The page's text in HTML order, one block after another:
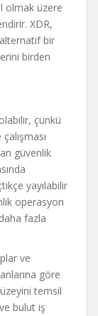
olmak üzere
XDR,
alternatif bir
birden
çünkü
güvenlik
yayılabilir
operasyon
fazla
ve
göre
temsil
bulut iş